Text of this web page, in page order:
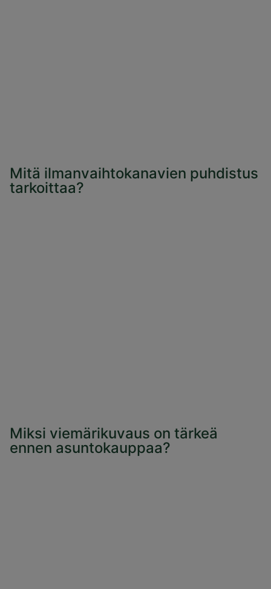
Mitä ilmanvaihtokanavien puhdistus
tarkoittaa?
Miksi viemärikuvaus on tärkeä
ennen asuntokauppaa?